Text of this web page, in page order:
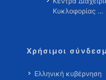
Κυκλοφορίας …
Χρήσιμοι
Ελληνική κυβέρνηση